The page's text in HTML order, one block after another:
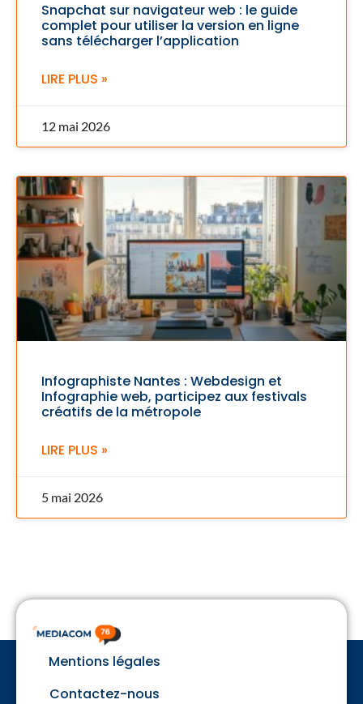
Snapchat sur navigateur web : le guide
complet pour utiliser la version en ligne
sans télécharger l’application
LIRE PLUS »
12 mai 2026
Infographiste Nantes : Webdesign et
Infographie web, participez aux festivals
créatifs de la métropole
LIRE PLUS »
5 mai 2026
Mentions légales
Contactez-nous